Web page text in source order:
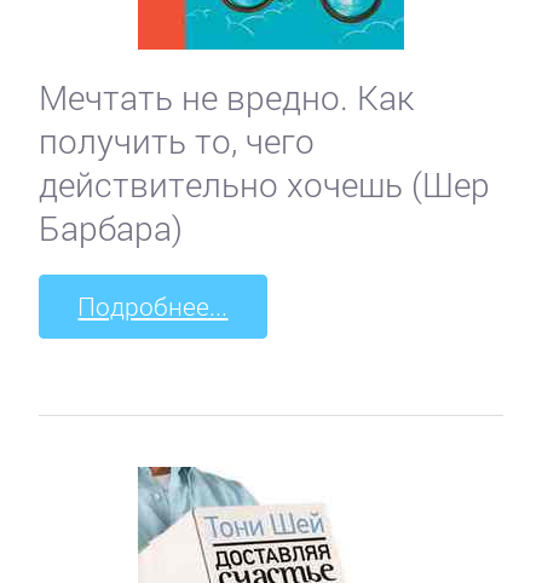
Мечтать не вредно. Как
получить то, чего
действительно хочешь (Шер
Барбара)
Подробнее...